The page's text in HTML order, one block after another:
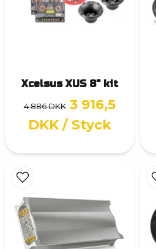
Xcelsus XUS 8" kit
4 886 DKK 3 916,5
DKK / Styck